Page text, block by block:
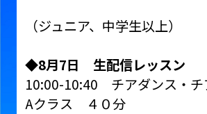
（ジュニア、中学生以上）
◆8月7日 生配信レッスン
10:00-10:40 チアダンス・
Aクラス ４０分